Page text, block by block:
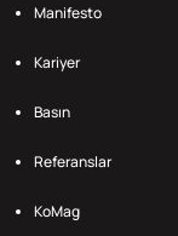
Manifesto
Kariyer
Basın
Referanslar
KoMag